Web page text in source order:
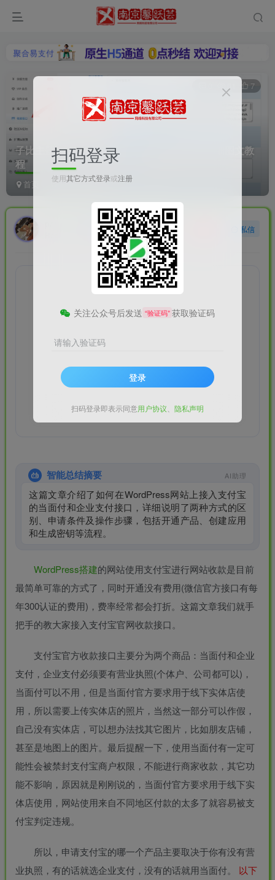
子比主题-接入支付宝当面付、支付企业支付详细图文教
程
首页 WordPress资源 WordPress教程
7
Real dream is the other shore of reality.
私信
智能总结摘要 AI助理
这篇文章介绍了如何在WordPress网站上接入支付宝
的当面付和企业支付接口，详细说明了两种方式的区
别、申请条件及操作步骤，包括开通产品、创建应用
和生成密钥等流程。
WordPress搭建的网站使用支付宝进行网站收款是目前
最简单可靠的方式了，同时开通没有费用(微信官方接口有每
年300认证的费用)，费率经常都会打折。这篇文章我们就手
把手的教大家接入支付宝官网收款接口。
支付宝官方收款接口主要分为两个商品：当面付和企业
支付，企业支付必须要有营业执照(个体户、公司都可以)，
当面付可以不用，但是当面付官方要求用于线下实体店使
用，所以需要上传实体店的照片，当然这一部分可以作假，
自己没有实体店，可以想办法找其它图片，比如朋友店铺，
甚至是地图上的图片。最后提醒一下，使用当面付有一定可
能性会被禁封支付宝商户权限，不能进行商家收款，其它功
能不影响，原因就是刚刚说的，当面付官方要求用于线下实
体店使用，网站使用来自不同地区付款的太多了就容易被支
付宝判定违规。
所以，申请支付宝的哪一个产品主要取决于你有没有营
业执照，有的话就选企业支付，没有的话就用当面付。 以下
扫码登录
使用其它方式登录或注册
关注公众号后发送 “验证码” 获取验证码
请输入验证码
登录
扫码登录即表示同意用户协议 隐私声明